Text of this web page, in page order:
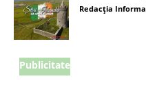
Redacția
Publicitate